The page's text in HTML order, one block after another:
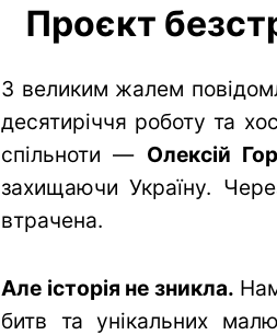
Проєкт
З великим жалем
десятиріччя роботу та
спільноти — Олексій
захищаючи Україну.
втрачена.
Але історія не зникла.
битв та унікальних